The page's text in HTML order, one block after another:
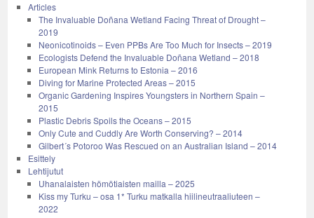
Articles
The Invaluable Doñana Wetland Facing Threat of Drought –
2019
Neonicotinoids – Even PPBs Are Too Much for Insects – 2019
Ecologists Defend the Invaluable Doñana Wetland – 2018
European Mink Returns to Estonia – 2016
Diving for Marine Protected Areas – 2015
Organic Gardening Inspires Youngsters in Northern Spain –
2015
Plastic Debris Spoils the Oceans – 2015
Only Cute and Cuddly Are Worth Conserving? – 2014
Gilbert´s Potoroo Was Rescued on an Australian Island – 2014
Esittely
Lehtijutut
Uhanalaisten hömötiaisten mailla – 2025
Kiss my Turku – osa 1* Turku matkalla hiilineutraaliuteen –
2022